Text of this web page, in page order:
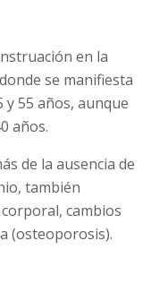
en la
se manifiesta
55 años, aunque
años.
de la ausencia de
también
cambios
(osteoporosis).